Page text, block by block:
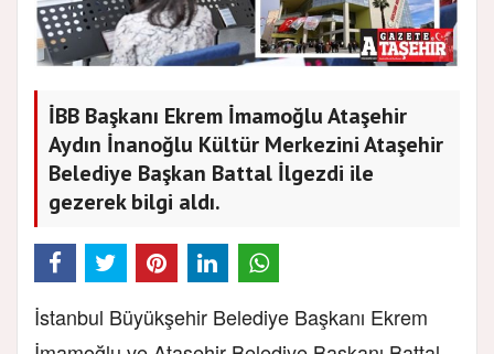
İBB Başkanı Ekrem İmamoğlu Ataşehir
Aydın İnanoğlu Kültür Merkezini Ataşehir
Belediye Başkan Battal İlgezdi ile
gezerek bilgi aldı.
İstanbul Büyükşehir Belediye Başkanı Ekrem